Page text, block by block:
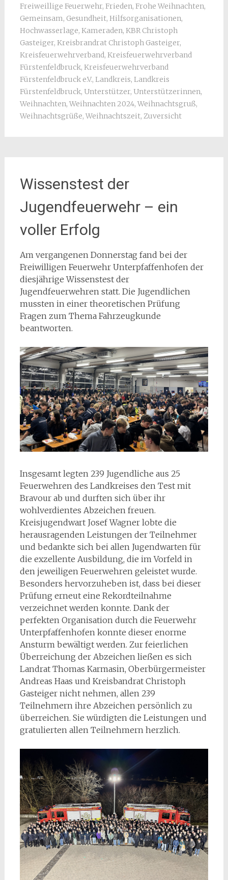
Freiweillige Feuerwehr, Frieden, Frohe Weihnachten,
Gemeinsam, Gesundheit, Hilfsorganisationen,
Hochwasserlage, Kameraden, KBR Christoph
Gasteiger, Kreisbrandrat Christoph Gasteiger,
Kreisfeuerwehrverband, Kreisfeuerwehrverband
Fürstenfeldbruck, Kreisfeuerwehrverband
Fürstenfeldbruck e.V., Landkreis, Landkreis
Fürstenfeldbruck, Unterstützer, Unterstützerinnen,
Weihnachten, Weihnachten 2024, Weihnachtsgruß,
Weihnachtsgrüße, Weihnachtszeit, Zuversicht
Wissenstest der
Jugendfeuerwehr – ein
voller Erfolg
Am vergangenen Donnerstag fand bei der
Freiwilligen Feuerwehr Unterpfaffenhofen der
diesjährige Wissenstest der
Jugendfeuerwehren statt. Die Jugendlichen
mussten in einer theoretischen Prüfung
Fragen zum Thema Fahrzeugkunde
beantworten.
Insgesamt legten 239 Jugendliche aus 25
Feuerwehren des Landkreises den Test mit
Bravour ab und durften sich über ihr
wohlverdientes Abzeichen freuen.
Kreisjugendwart Josef Wagner lobte die
herausragenden Leistungen der Teilnehmer
und bedankte sich bei allen Jugendwarten für
die exzellente Ausbildung, die im Vorfeld in
den jeweiligen Feuerwehren geleistet wurde.
Besonders hervorzuheben ist, dass bei dieser
Prüfung erneut eine Rekordteilnahme
verzeichnet werden konnte. Dank der
perfekten Organisation durch die Feuerwehr
Unterpfaffenhofen konnte dieser enorme
Ansturm bewältigt werden. Zur feierlichen
Überreichung der Abzeichen ließen es sich
Landrat Thomas Karmasin, Oberbürgermeister
Andreas Haas und Kreisbandrat Christoph
Gasteiger nicht nehmen, allen 239
Teilnehmern ihre Abzeichen persönlich zu
überreichen. Sie würdigten die Leistungen und
gratulierten allen Teilnehmern herzlich.